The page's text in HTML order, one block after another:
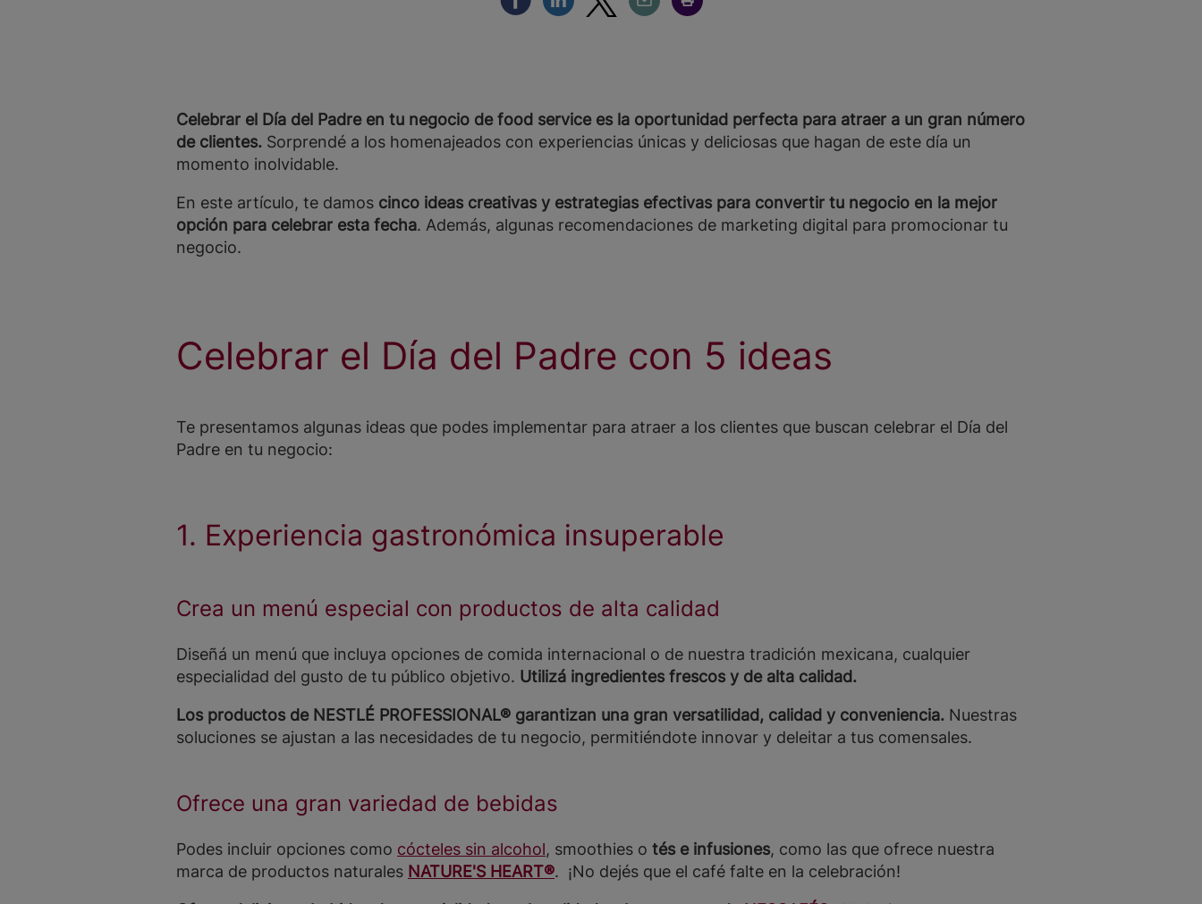
Celebrar el Día del Padre en tu negocio de food service es la oportunidad perfecta para atraer a un gran número
de clientes. Sorprendé a los homenajeados con experiencias únicas y deliciosas que hagan de este día un
momento inolvidable.
En este artículo, te damos cinco ideas creativas y estrategias efectivas para convertir tu negocio en la mejor
opción para celebrar esta fecha. Además, algunas recomendaciones de marketing digital para promocionar tu
negocio.
Celebrar el Día del Padre con 5 ideas
Te presentamos algunas ideas que podes implementar para atraer a los clientes que buscan celebrar el Día del
Padre en tu negocio:
1. Experiencia gastronómica insuperable
Crea un menú especial con productos de alta calidad
Diseñá un menú que incluya opciones de comida internacional o de nuestra tradición mexicana, cualquier
especialidad del gusto de tu público objetivo. Utilizá ingredientes frescos y de alta calidad.
Los productos de NESTLÉ PROFESSIONAL® garantizan una gran versatilidad, calidad y conveniencia. Nuestras
soluciones se ajustan a las necesidades de tu negocio, permitiéndote innovar y deleitar a tus comensales.
Ofrece una gran variedad de bebidas
Podes incluir opciones como cócteles sin alcohol, smoothies o tés e infusiones, como las que ofrece nuestra
marca de productos naturales NATURE'S HEART®. ¡No dejés que el café falte en la celebración!